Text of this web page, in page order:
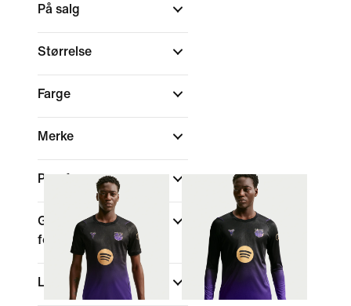
På salg
Størrelse
Farge
Merke
Passform
Globale klubblag i
fotball
Land/regioner